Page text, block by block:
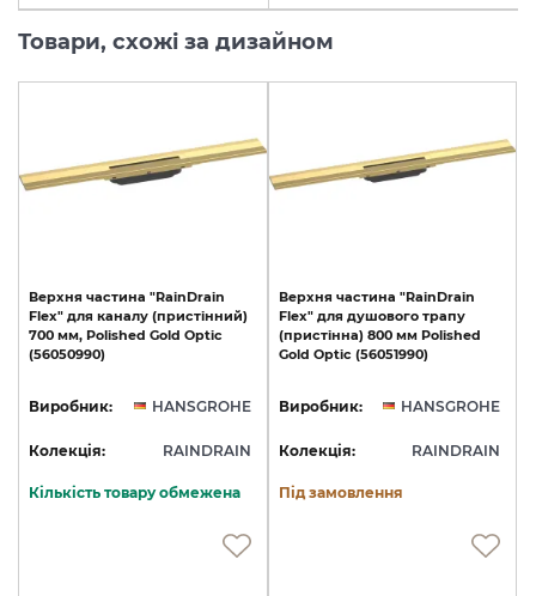
Товари, схожі за дизайном
Верхня частина "RainDrain
Flex" для каналу (пристінний)
700 мм, Polished Gold Optic
(56050990)
Виробник: HANSGROHE
Колекція: RAINDRAIN
Кількість товару обмежена
Верхня частина "RainDrain
Flex" для душового трапу
(пристінна) 800 мм Polished
Gold Optic (56051990)
Виробник: HANSGROHE
Колекція: RAINDRAIN
Під замовлення